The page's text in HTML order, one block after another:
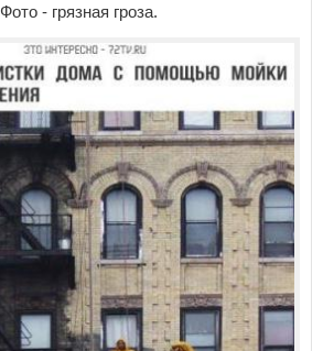
Фото - грязная гроза.